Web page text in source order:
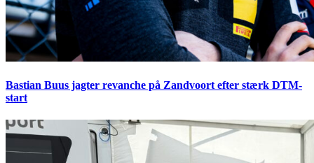
Bastian Buus jagter revanche på Zandvoort efter stærk DTM-
start